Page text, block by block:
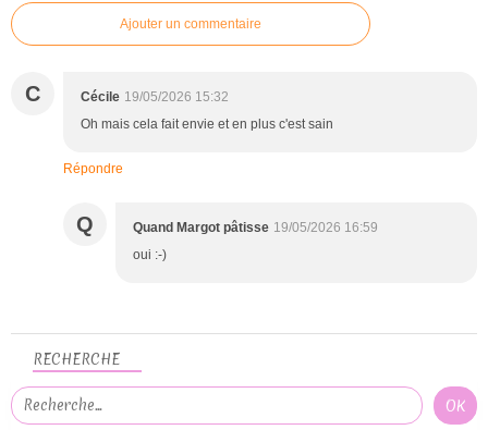
Ajouter un commentaire
C Cécile 19/05/2026 15:32
Oh mais cela fait envie et en plus c'est sain
Répondre
Q Quand Margot pâtisse 19/05/2026 16:59
oui :-)
RECHERCHE